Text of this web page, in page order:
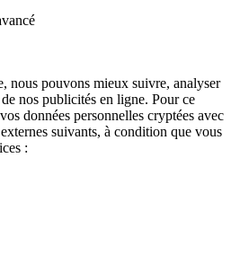
nous pouvons mieux suivre, analyser
nos publicités en ligne. Pour ce
données personnelles cryptées avec
suivants, à condition que vous
: